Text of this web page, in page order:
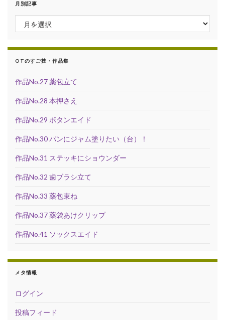
月別記事
月別記事
OTのすご技・作品集
作品No.27 薬包立て
作品No.28 本押さえ
作品No.29 ボタンエイド
作品No.30 パンにジャム塗りたい（台）！
作品No.31 ステッキにショウンダー
作品No.32 歯ブラシ立て
作品No.33 薬包束ね
作品No.37 薬袋あけクリップ
作品No.41 ソックスエイド
メタ情報
ログイン
投稿フィード